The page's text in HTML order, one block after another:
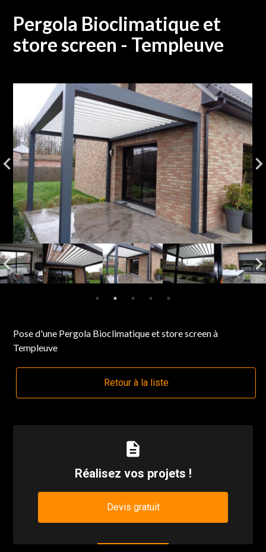
Pergola Bioclimatique et
store screen - Templeuve
Pose d'une Pergola Bioclimatique et store screen à
Templeuve
Retour à la liste
description
Réalisez vos projets !
Devis gratuit